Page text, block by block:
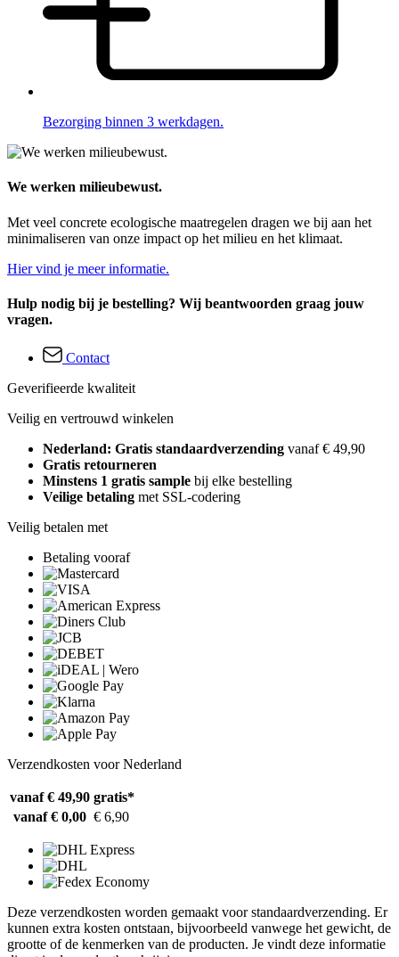
Bezorging binnen 3 werkdagen.
We werken milieubewust.
Met veel concrete ecologische maatregelen dragen we bij aan het
minimaliseren van onze impact op het milieu en het klimaat.
Hier vind je meer informatie.
Hulp nodig bij je bestelling? Wij beantwoorden graag jouw
vragen.
Contact
Geverifieerde kwaliteit
Veilig en vertrouwd winkelen
Nederland: Gratis standaardverzending vanaf € 49,90
Gratis retourneren
Minstens 1 gratis sample bij elke bestelling
Veilige betaling met SSL-codering
Veilig betalen met
Betaling vooraf
Verzendkosten voor Nederland
vanaf € 49,90 gratis*
vanaf € 0,00 € 6,90
Deze verzendkosten worden gemaakt voor standaardverzending. Er
kunnen extra kosten ontstaan, bijvoorbeeld vanwege het gewicht, de
grootte of de kenmerken van de producten. Je vindt deze informatie